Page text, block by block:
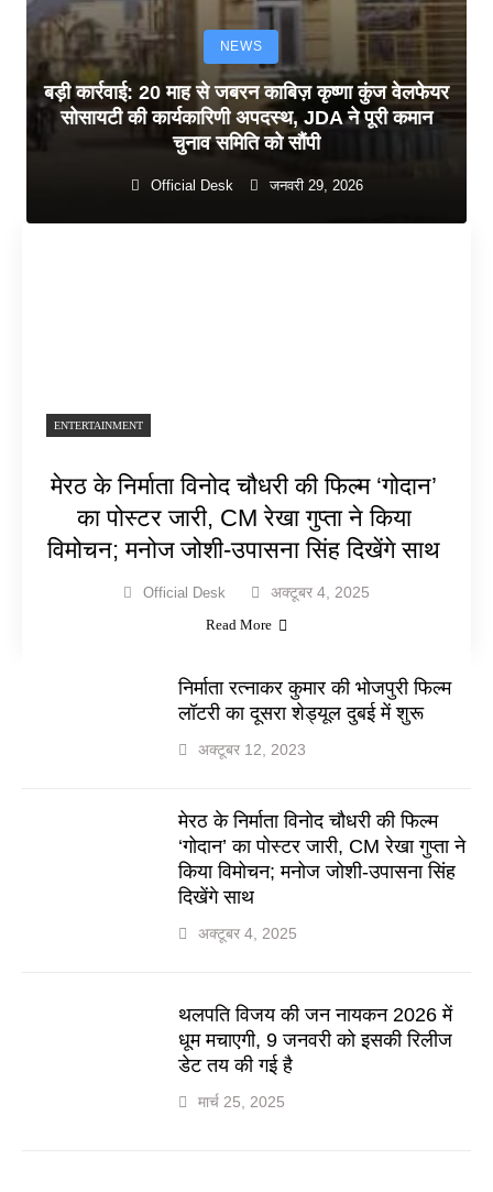
NEWS
बड़ी कार्रवाई: 20 माह से जबरन काबिज़ कृष्णा कुंज वेलफेयर
सोसायटी की कार्यकारिणी अपदस्थ, JDA ने पूरी कमान
चुनाव समिति को सौंपी
Official Desk जनवरी 29, 2026
ENTERTAINMENT
मेरठ के निर्माता विनोद चौधरी की फिल्म ‘गोदान’
का पोस्टर जारी, CM रेखा गुप्ता ने किया
विमोचन; मनोज जोशी-उपासना सिंह दिखेंगे साथ
Official Desk अक्टूबर 4, 2025
Read More
निर्माता रत्नाकर कुमार की भोजपुरी फिल्म
लॉटरी का दूसरा शेड्यूल दुबई में शुरू
अक्टूबर 12, 2023
मेरठ के निर्माता विनोद चौधरी की फिल्म
‘गोदान’ का पोस्टर जारी, CM रेखा गुप्ता ने
किया विमोचन; मनोज जोशी-उपासना सिंह
दिखेंगे साथ
अक्टूबर 4, 2025
थलपति विजय की जन नायकन 2026 में
धूम मचाएगी, 9 जनवरी को इसकी रिलीज
डेट तय की गई है
मार्च 25, 2025